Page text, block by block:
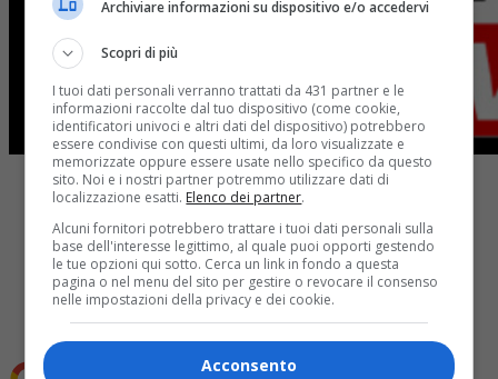
Share
Tweet
Archiviare informazioni su dispositivo e/o accedervi
Scopri di più
I tuoi dati personali verranno trattati da 431 partner e le
informazioni raccolte dal tuo dispositivo (come cookie,
identificatori univoci e altri dati del dispositivo) potrebbero
essere condivise con questi ultimi, da loro visualizzate e
memorizzate oppure essere usate nello specifico da questo
sito. Noi e i nostri partner potremmo utilizzare dati di
localizzazione esatti. Elenco dei partner.
Alcuni fornitori potrebbero trattare i tuoi dati personali sulla
base dell'interesse legittimo, al quale puoi opporti gestendo
le tue opzioni qui sotto. Cerca un link in fondo a questa
pagina o nel menu del sito per gestire o revocare il consenso
nelle impostazioni della privacy e dei cookie.
Acconsento